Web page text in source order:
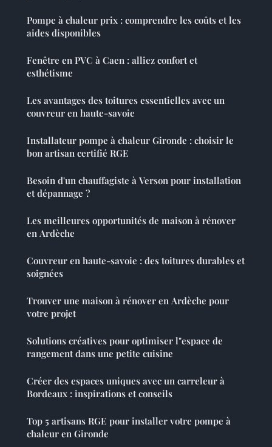
Pompe à chaleur prix : comprendre les coûts et les
aides disponibles
Fenêtre en PVC à Caen : alliez confort et
esthétisme
Les avantages des toitures essentielles avec un
couvreur en haute-savoie
Installateur pompe à chaleur Gironde : choisir le
bon artisan certifié RGE
Besoin d'un chauffagiste à Verson pour installation
et dépannage ?
Les meilleures opportunités de maison à rénover
en Ardèche
Couvreur en haute-savoie : des toitures durables et
soignées
Trouver une maison à rénover en Ardèche pour
votre projet
Solutions créatives pour optimiser l"espace de
rangement dans une petite cuisine
Créer des espaces uniques avec un carreleur à
Bordeaux : inspirations et conseils
Top 5 artisans RGE pour installer votre pompe à
chaleur en Gironde